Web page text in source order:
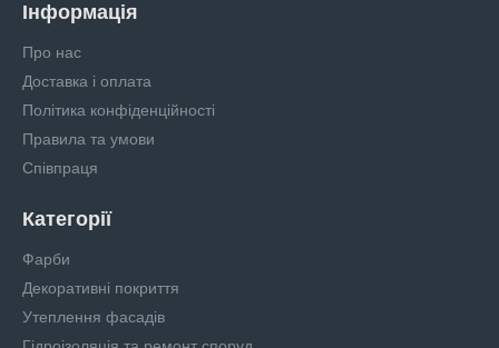
Інформація
Про нас
Доставка і оплата
Політика конфіденційності
Правила та умови
Співпраця
Категорії
Фарби
Декоративні покриття
Утеплення фасадів